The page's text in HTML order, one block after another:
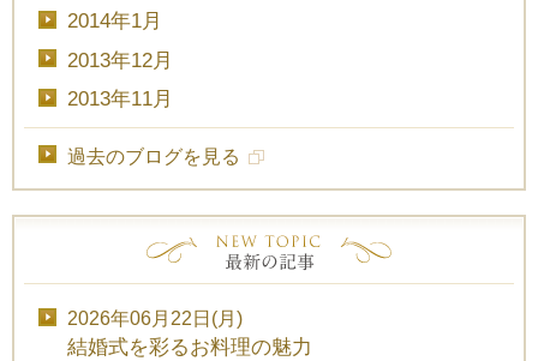
2014年1月
2013年12月
2013年11月
過去のブログを見る
2026年06月22日(月)
結婚式を彩るお料理の魅力